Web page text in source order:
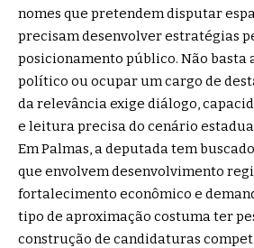
nomes que pretendem disputar
precisam desenvolver estratégias
posicionamento público. Não basta
político ou ocupar um cargo de
da relevância exige diálogo,
e leitura precisa do cenário
Em Palmas, a deputada tem
que envolvem desenvolvimento
fortalecimento econômico e
tipo de aproximação costuma ter
construção de candidaturas